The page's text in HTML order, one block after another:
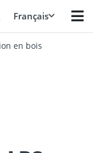
Français
en bois